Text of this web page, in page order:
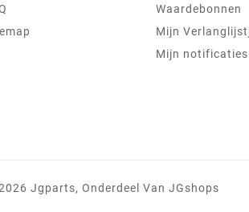
Waardebonnen
Mijn
Mijn notificaties
Jgparts, Onderdeel Van JGshops